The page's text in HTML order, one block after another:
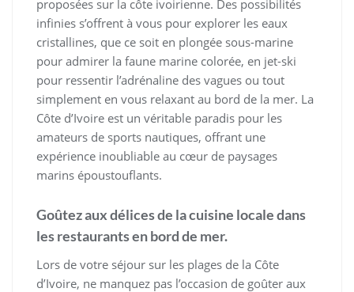
proposées sur la côte ivoirienne. Des possibilités
infinies s’offrent à vous pour explorer les eaux
cristallines, que ce soit en plongée sous-marine
pour admirer la faune marine colorée, en jet-ski
pour ressentir l’adrénaline des vagues ou tout
simplement en vous relaxant au bord de la mer. La
Côte d’Ivoire est un véritable paradis pour les
amateurs de sports nautiques, offrant une
expérience inoubliable au cœur de paysages
marins époustouflants.
Goûtez aux délices de la cuisine locale dans
les restaurants en bord de mer.
Lors de votre séjour sur les plages de la Côte
d’Ivoire, ne manquez pas l’occasion de goûter aux